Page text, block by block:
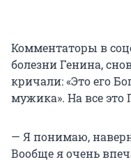
Комментаторы в
болезни Генина,
кричали: «Это его
мужика». На все это
— Я понимаю,
Вообще я очень